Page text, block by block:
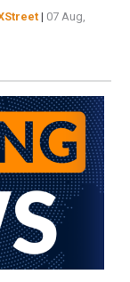
| 07 Aug,